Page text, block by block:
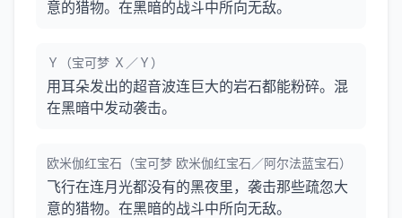
意的猎物。在黑暗的战斗中所向无敌。
Ｙ（宝可梦 Ｘ／Ｙ）
用耳朵发出的超音波连巨大的岩石都能粉碎。混
在黑暗中发动袭击。
欧米伽红宝石（宝可梦 欧米伽红宝石／阿尔法蓝宝石）
飞行在连月光都没有的黑夜里，袭击那些疏忽大
意的猎物。在黑暗的战斗中所向无敌。